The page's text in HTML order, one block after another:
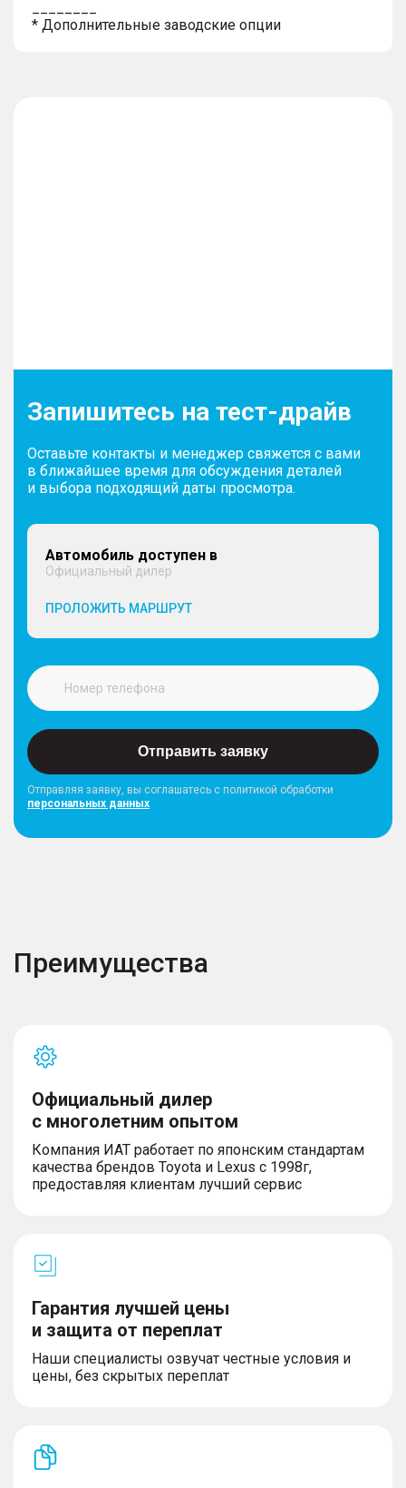
* Дополнительные заводские опции
Запишитесь на тест-драйв
Оставьте контакты и менеджер свяжется с вами
в ближайшее время для обсуждения деталей
и выбора подходящий даты просмотра.
Автомобиль доступен в
Официальный дилер
ПРОЛОЖИТЬ МАРШРУТ
Отправить заявку
Отправляя заявку, вы соглашатесь с политикой обработки
персональных данных
Преимущества
Официальный дилер
с многолетним опытом
Компания ИАТ работает по японским стандартам
качества брендов Toyota и Lexus с 1998г,
предоставляя клиентам лучший сервис
Гарантия лучшей цены
и защита от переплат
Наши специалисты озвучат честные условия и
цены, без скрытых переплат